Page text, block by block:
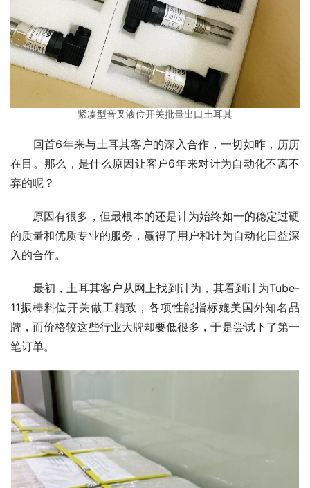
紧凑型音叉液位开关批量出口土耳其
回首6年来与土耳其客户的深入合作，一切如昨，历历
在目。那么，是什么原因让客户6年来对计为自动化不离不
弃的呢？
原因有很多，但最根本的还是计为始终如一的稳定过硬
的质量和优质专业的服务，赢得了用户和计为自动化日益深
入的合作。
最初，土耳其客户从网上找到计为，其看到计为Tube-
11振棒料位开关做工精致，各项性能指标媲美国外知名品
牌，而价格较这些行业大牌却要低很多，于是尝试下了第一
笔订单。